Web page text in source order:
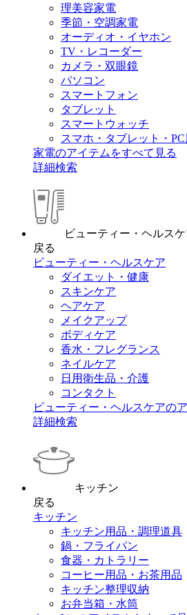
理美容家電
季節・空調家電
オーディオ・イヤホン
TV・レコーダー
カメラ・双眼鏡
パソコン
スマートフォン
タブレット
スマートウォッチ
スマホ・タブレット・
家電のアイテムをすべて見る
詳細検索
ビューティー・ヘルス
戻る
ビューティー・ヘルスケア
ダイエット・健康
スキンケア
ヘアケア
メイクアップ
ボディケア
香水・フレグランス
ネイルケア
日用衛生品・介護
コンタクト
ビューティー・ヘルスケアの
詳細検索
キッチン
戻る
キッチン
キッチン用品・調理道具
鍋・フライパン
食器・カトラリー
コーヒー用品・お茶用品
キッチン整理収納
お弁当箱・水筒